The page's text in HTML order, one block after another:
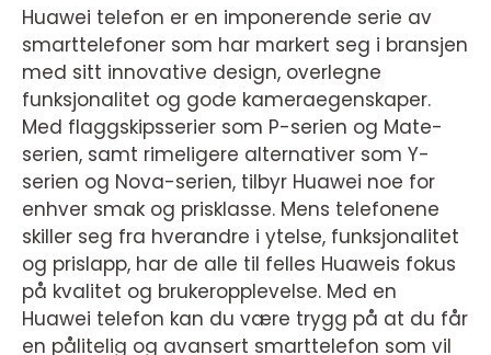
Huawei telefon er en imponerende serie av
smarttelefoner som har markert seg i bransjen
med sitt innovative design, overlegne
funksjonalitet og gode kameraegenskaper.
Med flaggskipsserier som P-serien og Mate-
serien, samt rimeligere alternativer som Y-
serien og Nova-serien, tilbyr Huawei noe for
enhver smak og prisklasse. Mens telefonene
skiller seg fra hverandre i ytelse, funksjonalitet
og prislapp, har de alle til felles Huaweis fokus
på kvalitet og brukeropplevelse. Med en
Huawei telefon kan du være trygg på at du får
en pålitelig og avansert smarttelefon som vil